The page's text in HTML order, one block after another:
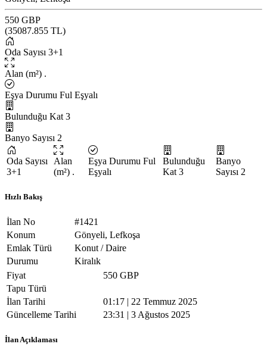
550 GBP
(35087.855 TL)
Oda Sayısı 3+1
Alan (m²) .
Eşya Durumu Ful Eşyalı
Bulunduğu Kat 3
Banyo Sayısı 2
Oda Sayısı
3+1
Alan
(m²) .
Eşya Durumu Ful
Eşyalı
Bulunduğu
Kat 3
Banyo
Sayısı 2
Hızlı Bakış
İlan No
#1421
Konum
Gönyeli, Lefkoşa
Emlak Türü
Konut / Daire
Durumu
Kiralık
Fiyat
550 GBP
Tapu Türü
İlan Tarihi
01:17 | 22 Temmuz 2025
Güncelleme Tarihi
23:31 | 3 Ağustos 2025
İlan Açıklaması